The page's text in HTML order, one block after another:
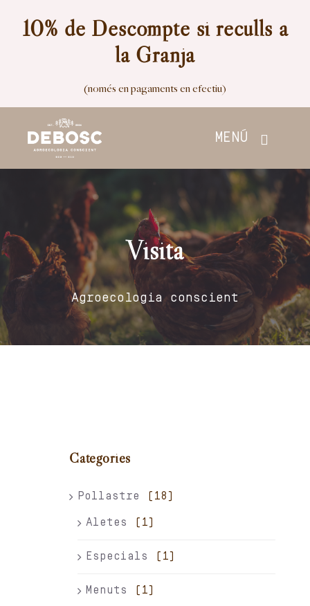
10% de Descompte si reculls a
la Granja
(només en pagaments en efectiu)
MENÚ
Nosaltres
Carret
Visita
Agroecologia conscient
Categories
Pollastre (18)
Aletes (1)
Especials (1)
Menuts (1)